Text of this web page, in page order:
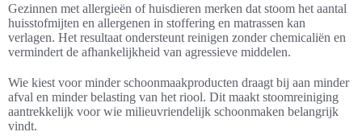
Gezinnen met allergieën of huisdieren merken dat stoom het aantal
huisstofmijten en allergenen in stoffering en matrassen kan
verlagen. Het resultaat ondersteunt reinigen zonder chemicaliën en
vermindert de afhankelijkheid van agressieve middelen.
Wie kiest voor minder schoonmaakproducten draagt bij aan minder
afval en minder belasting van het riool. Dit maakt stoomreiniging
aantrekkelijk voor wie milieuvriendelijk schoonmaken belangrijk
vindt.